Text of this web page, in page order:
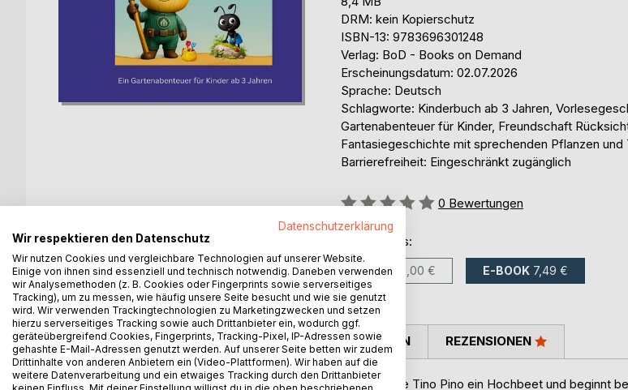
DRM: kein Kopierschutz
ISBN-13: 9783696301248
Verlag: BoD - Books on Demand
Erscheinungsdatum: 02.07.2026
Sprache: Deutsch
Schlagworte: Kinderbuch ab 3 Jahren,
Gartenabenteuer für Kinder, Freundschaft
Fantasiegeschichte mit sprechenden Pflanzen und
Barrierefreiheit: Eingeschränkt zugänglich
Bewertung::
0%
0 Bewertungen
erhältlich als:
BUCH 19,00 € E-BOOK 7,49 €
BESCHREIBUNG
Im Garten der Gemüsefreunde entdeckt die kleine Ameise Tino Pino ein Hochbeet und beginnt
AUTOR/IN PRESSESTIMMEN REZENSIONEN
Datenschutzerklärung
Wir respektieren den Datenschutz
Wir nutzen Cookies und vergleichbare Technologien auf unserer Website.
Einige von ihnen sind essenziell und technisch notwendig. Daneben verwenden
wir Analysemethoden (z. B. Cookies oder Fingerprints sowie serverseitiges
Tracking), um zu messen, wie häufig unsere Seite besucht und wie sie genutzt
wird. Wir verwenden Trackingtechnologien zu Marketingzwecken und setzen
hierzu serverseitiges Tracking sowie auch Drittanbieter ein, wodurch ggf.
geräteübergreifend Cookies, Fingerprints, Tracking-Pixel, IP-Adressen sowie
gehashte E-Mail-Adressen genutzt werden. Auf unserer Seite betten wir zudem
Drittinhalte von anderen Anbietern ein (Video-Plattformen). Wir haben auf die
weitere Datenverarbeitung und ein etwaiges Tracking durch den Drittanbieter
keinen Einfluss. Mit deiner Einstellung willigst du in die oben beschriebenen